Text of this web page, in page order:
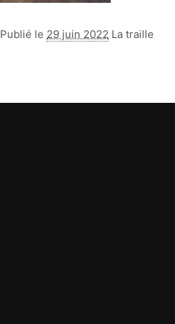
Publié le 29 juin 2022 La traille